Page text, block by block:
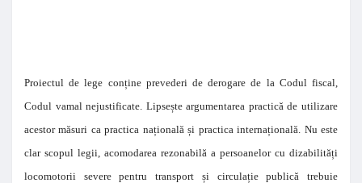
Proiectul de lege conține prevederi de derogare de la Codul fiscal,
Codul vamal nejustificate. Lipsește argumentarea practică de utilizare
acestor măsuri ca practica națională și practica internațională. Nu este
clar scopul legii, acomodarea rezonabilă a persoanelor cu dizabilități
locomotorii severe pentru transport și circulație publică trebuie